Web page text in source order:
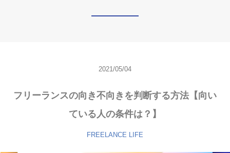
2021/05/04
フリーランスの向き不向きを判断する方法【向い
ている人の条件は？】
FREELANCE LIFE